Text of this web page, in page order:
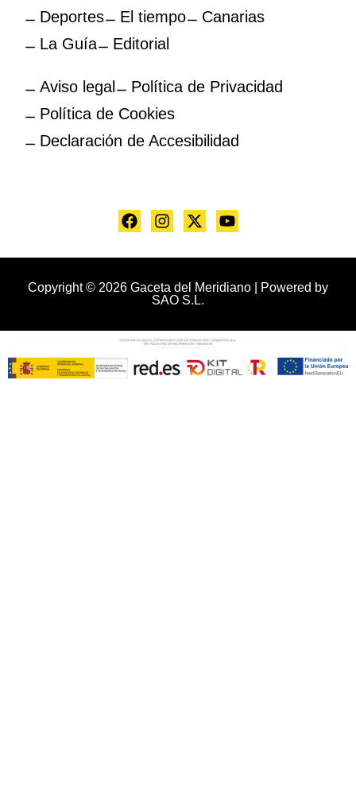
Deportes
El tiempo
Canarias
La Guía
Editorial
Aviso legal
Política de Privacidad
Política de Cookies
Declaración de Accesibilidad
Copyright © 2026 Gaceta del Meridiano | Powered by
SAO S.L.